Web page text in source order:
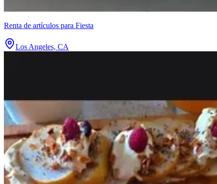
Renta de artículos para Fiesta
Los Angeles, CA